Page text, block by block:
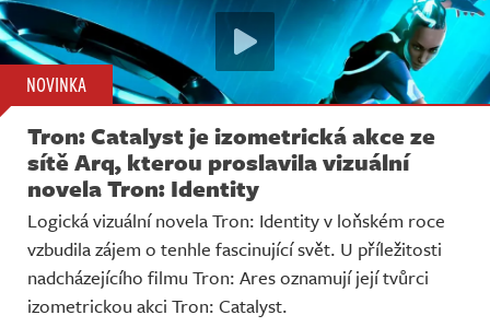
NOVINKA
Tron: Catalyst je izometrická akce ze
sítě Arq, kterou proslavila vizuální
novela Tron: Identity
Logická vizuální novela Tron: Identity v loňském roce
vzbudila zájem o tenhle fascinující svět. U příležitosti
nadcházejícího filmu Tron: Ares oznamují její tvůrci
izometrickou akci Tron: Catalyst.